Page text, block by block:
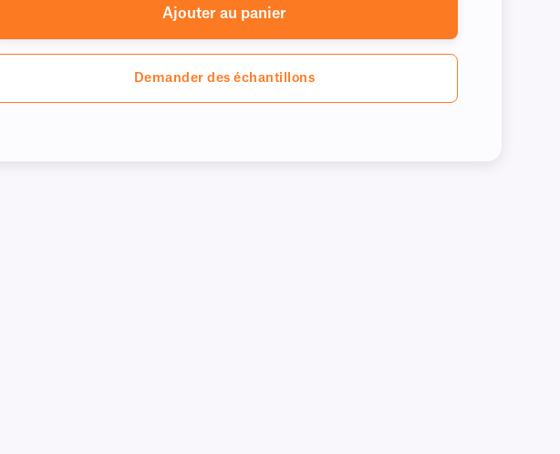
Ajouter au panier
Demander des échantillons